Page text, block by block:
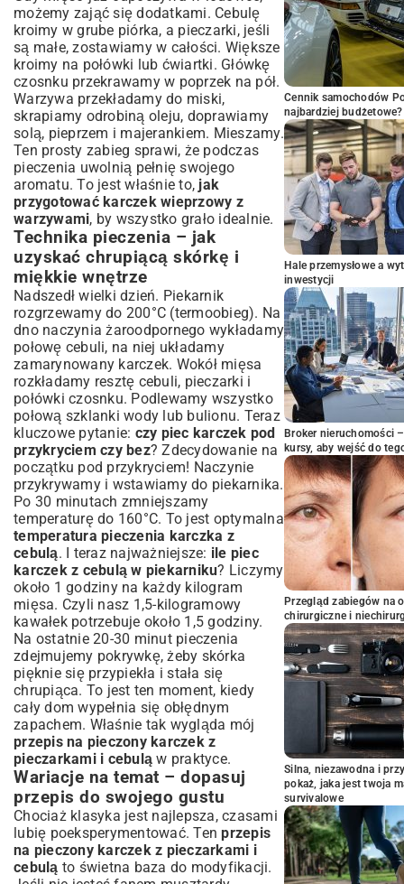
możemy zająć się dodatkami. Cebulę
kroimy w grube piórka, a pieczarki, jeśli
są małe, zostawiamy w całości. Większe
kroimy na połówki lub ćwiartki. Główkę
czosnku przekrawamy w poprzek na pół.
Warzywa przekładamy do miski,
skrapiamy odrobiną oleju, doprawiamy
solą, pieprzem i majerankiem. Mieszamy.
Ten prosty zabieg sprawi, że podczas
pieczenia uwolnią pełnię swojego
aromatu. To jest właśnie to, jak
przygotować karczek wieprzowy z
warzywami, by wszystko grało idealnie.
Technika pieczenia – jak
uzyskać chrupiącą skórkę i
miękkie wnętrze
Nadszedł wielki dzień. Piekarnik
rozgrzewamy do 200°C (termoobieg). Na
dno naczynia żaroodpornego wykładamy
połowę cebuli, na niej układamy
zamarynowany karczek. Wokół mięsa
rozkładamy resztę cebuli, pieczarki i
połówki czosnku. Podlewamy wszystko
połową szklanki wody lub bulionu. Teraz
kluczowe pytanie: czy piec karczek pod
przykryciem czy bez? Zdecydowanie na
początku pod przykryciem! Naczynie
przykrywamy i wstawiamy do piekarnika.
Po 30 minutach zmniejszamy
temperaturę do 160°C. To jest optymalna
temperatura pieczenia karczka z
cebulą. I teraz najważniejsze: ile piec
karczek z cebulą w piekarniku? Liczymy
około 1 godziny na każdy kilogram
mięsa. Czyli nasz 1,5-kilogramowy
kawałek potrzebuje około 1,5 godziny.
Na ostatnie 20-30 minut pieczenia
zdejmujemy pokrywkę, żeby skórka
pięknie się przypiekła i stała się
chrupiąca. To jest ten moment, kiedy
cały dom wypełnia się obłędnym
zapachem. Właśnie tak wygląda mój
przepis na pieczony karczek z
pieczarkami i cebulą w praktyce.
Wariacje na temat – dopasuj
przepis do swojego gustu
Chociaż klasyka jest najlepsza, czasami
lubię poeksperymentować. Tenprzepis
na pieczony karczek z pieczarkami i
cebulą to świetna baza do modyfikacji.
Cennik samochodów
najbardziej budżetowe?
Hale przemysłowe a
inwestycji
Broker nieruchomości
kursy, aby wejść do
Przegląd zabiegów na
chirurgiczne i
Silna, niezawodna i
pokaż, jaka jest twoja
survivalowe